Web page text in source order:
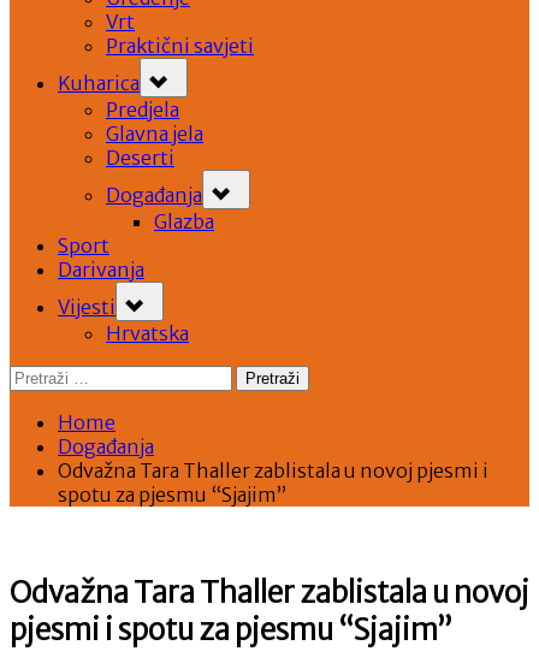
Vrt
Praktični savjeti
Kuharica
sub-
menu
Predjela
Glavna jela
Deserti
Događanja
sub-
menu
Glazba
Sport
Darivanja
Vijesti
sub-
menu
Hrvatska
Pretraži:
Home
Događanja
Odvažna Tara Thaller zablistala u novoj pjesmi i
spotu za pjesmu “Sjajim”
Odvažna Tara Thaller zablistala u novoj
pjesmi i spotu za pjesmu “Sjajim”